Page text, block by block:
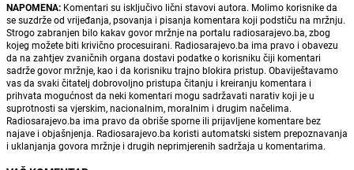
NAPOMENA: Komentari su isključivo lični stavovi autora. Molimo korisnike da
se suzdrže od vrijeđanja, psovanja i pisanja komentara koji podstiču na mržnju.
Strogo zabranjen bilo kakav govor mržnje na portalu radiosarajevo.ba, zbog
kojeg možete biti krivično procesuirani. Radiosarajevo.ba ima pravo i obavezu
da na zahtjev zvaničnih organa dostavi podatke o korisniku čiji komentari
sadrže govor mržnje, kao i da korisniku trajno blokira pristup. Obaviještavamo
vas da svaki čitatelj dobrovoljno pristupa čitanju i kreiranju komentara i
prihvata mogućnost da neki komentari mogu sadržavati narativ koji je u
suprotnosti sa vjerskim, nacionalnim, moralnim i drugim načelima.
Radiosarajevo.ba ima pravo da obriše sporne ili prijavljene komentare bez
najave i objašnjenja. Radiosarajevo.ba koristi automatski sistem prepoznavanja
i uklanjanja govora mržnje i drugih neprimjerenih sadržaja u komentarima.